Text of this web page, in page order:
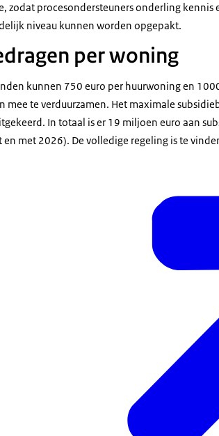
zodat procesondersteuners onderling kennis
niveau kunnen worden opgepakt.
per woning
kunnen 750 euro per huurwoning en
mee te verduurzamen. Het maximale
In totaal is er 19 miljoen euro aan
met 2026). De volledige regeling is te